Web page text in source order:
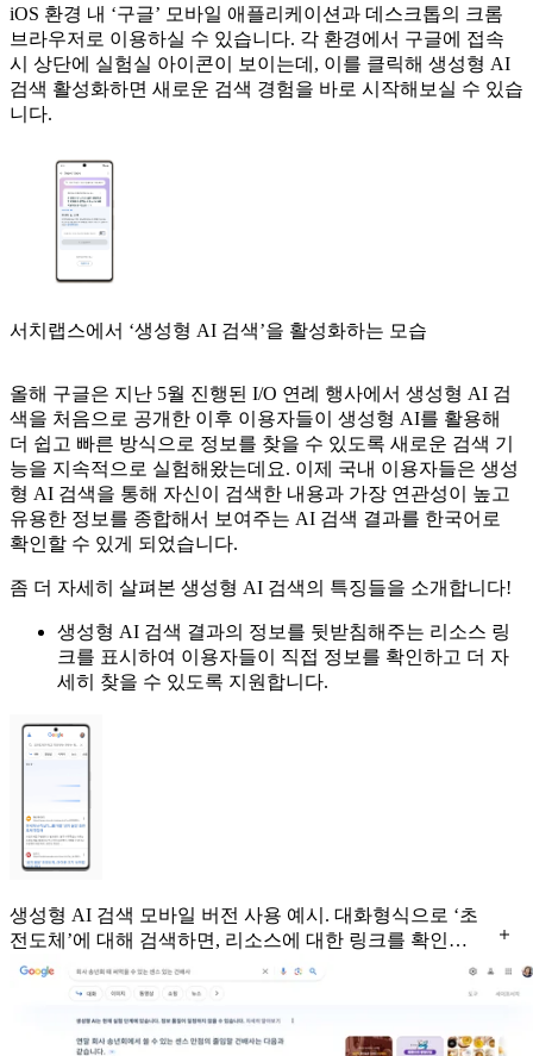
iOS 환경 내 ‘구글’ 모바일 애플리케이션과 데스크톱의 크롬
브라우저로 이용하실 수 있습니다. 각 환경에서 구글에 접속
시 상단에 실험실 아이콘이 보이는데, 이를 클릭해 생성형 AI
검색 활성화하면 새로운 검색 경험을 바로 시작해보실 수 있습
니다.
서치랩스에서 ‘생성형 AI 검색’을 활성화하는 모습
올해 구글은 지난 5월 진행된 I/O 연례 행사에서 생성형 AI 검
색을 처음으로 공개한 이후 이용자들이 생성형 AI를 활용해
더 쉽고 빠른 방식으로 정보를 찾을 수 있도록 새로운 검색 기
능을 지속적으로 실험해왔는데요. 이제 국내 이용자들은 생성
형 AI 검색을 통해 자신이 검색한 내용과 가장 연관성이 높고
유용한 정보를 종합해서 보여주는 AI 검색 결과를 한국어로
확인할 수 있게 되었습니다.
좀 더 자세히 살펴본 생성형 AI 검색의 특징들을 소개합니다!
생성형 AI 검색 결과의 정보를 뒷받침해주는 리소스 링
크를 표시하여 이용자들이 직접 정보를 확인하고 더 자
세히 찾을 수 있도록 지원합니다.
생성형 AI 검색 모바일 버전 사용 예시. 대화형식으로 ‘초
전도체’에 대해 검색하면, 리소스에 대한 링크를 확인할
수 있는 화살표가 보이는 모습